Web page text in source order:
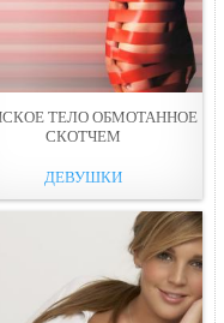
ТЕЛО ОБМОТАННОЕ
СКОТЧЕМ
ДЕВУШКИ